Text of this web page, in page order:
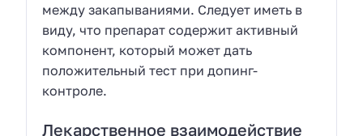
между закапываниями. Следует иметь в
виду, что препарат содержит активный
компонент, который может дать
положительный тест при допинг-
контроле.
Лекарственное взаимодействие